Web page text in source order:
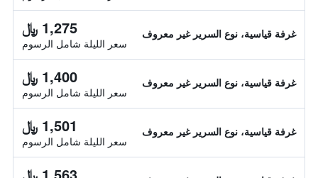
غرفة قياسية، نوع السرير غير معروف 1,275 ﷼
سعر الليلة شامل الرسوم
غرفة قياسية، نوع السرير غير معروف 1,400 ﷼
سعر الليلة شامل الرسوم
غرفة قياسية، نوع السرير غير معروف 1,501 ﷼
سعر الليلة شامل الرسوم